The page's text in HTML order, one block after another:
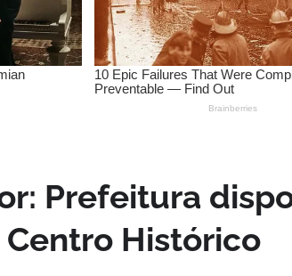
Prefeitura
Centro Histórico